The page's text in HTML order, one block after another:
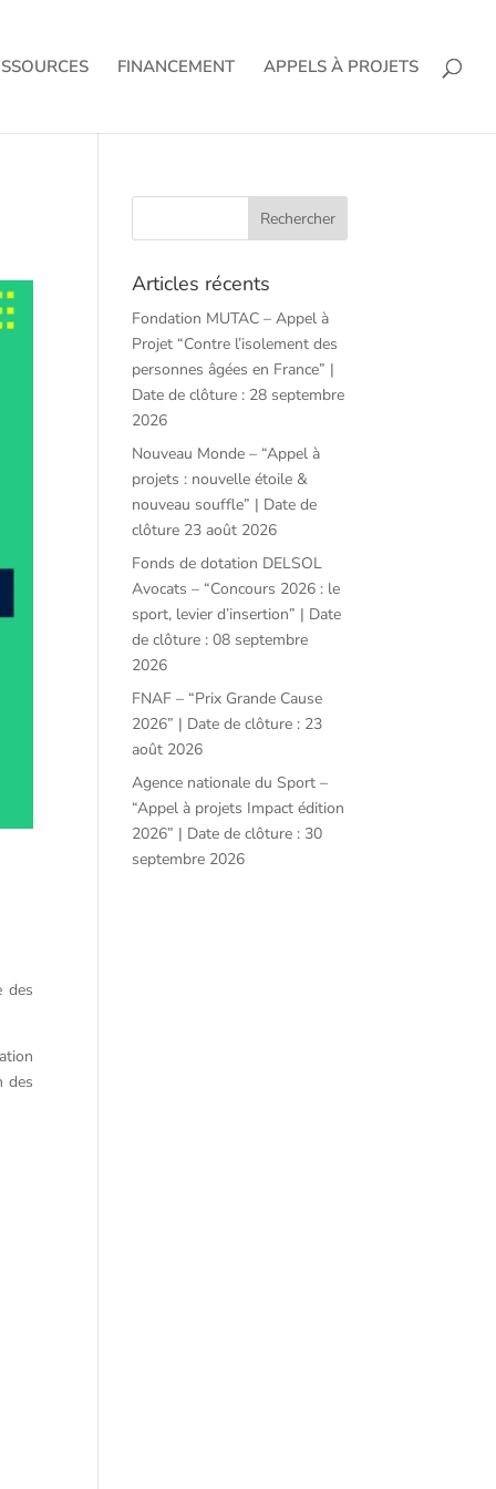
FINANCEMENT APPELS À PROJETS
des
des
Articles récents
Fondation MUTAC – Appel à
Projet “Contre l’isolement des
personnes âgées en France” |
Date de clôture : 28 septembre
2026
Nouveau Monde – “Appel à
projets : nouvelle étoile &
nouveau souffle” | Date de
clôture 23 août 2026
Fonds de dotation DELSOL
Avocats – “Concours 2026 : le
sport, levier d’insertion” | Date
de clôture : 08 septembre
2026
FNAF – “Prix Grande Cause
2026” | Date de clôture : 23
août 2026
Agence nationale du Sport –
“Appel à projets Impact édition
2026” | Date de clôture : 30
septembre 2026